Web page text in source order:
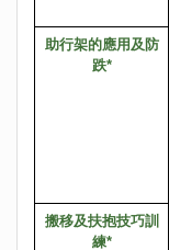
助行架的應用及防
跌*
搬移及扶抱技巧訓
練*